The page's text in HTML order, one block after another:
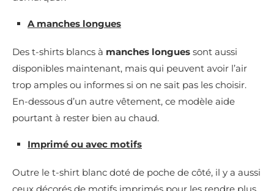
A manches longues
Des t-shirts blancs à manches longues sont aussi
disponibles maintenant, mais qui peuvent avoir l’air
trop amples ou informes si on ne sait pas les choisir.
En-dessous d’un autre vêtement, ce modèle aide
pourtant à rester bien au chaud.
Imprimé ou avec motifs
Outre le t-shirt blanc doté de poche de côté, il y a aussi
ceux décorés de motifs imprimés pour les rendre plus